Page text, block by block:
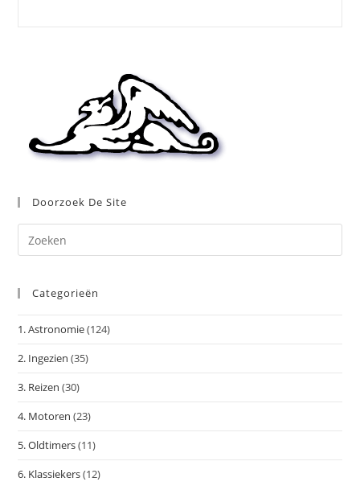
Doorzoek De Site
op
Categorieën
1. Astronomie(124)
2. Ingezien (35)
3. Reizen (30)
4. Motoren (23)
5. Oldtimers(11)
6. Klassiekers(12)